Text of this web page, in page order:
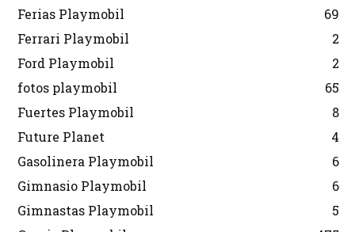
Ferias Playmobil
69
Ferrari Playmobil
2
Ford Playmobil
2
fotos playmobil
65
Fuertes Playmobil
8
Future Planet
4
Gasolinera Playmobil
6
Gimnasio Playmobil
6
Gimnastas Playmobil
5